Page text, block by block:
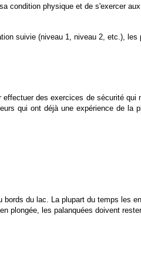
condition physique et de s'exercer
suivie (niveau 1, niveau 2, etc.), les
des exercices de sécurité qui
qui ont déjà une expérience de la
du lac. La plupart du temps les
plongée, les palanquées doivent